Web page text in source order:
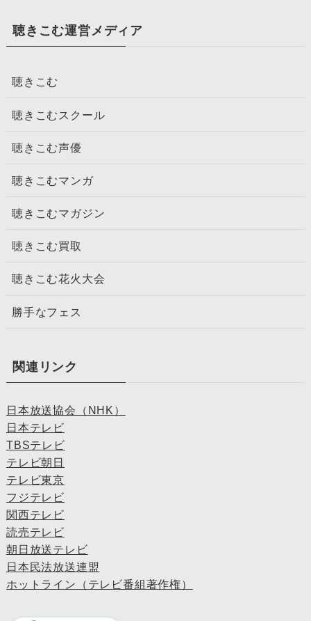
聴きこむ運営メディア
聴きこむ
聴きこむスクール
聴きこむ声優
聴きこむマンガ
聴きこむマガジン
聴きこむ買取
聴きこむ花火大会
勝手なフェス
関連リンク
日本放送協会（NHK）
日本テレビ
TBSテレビ
テレビ朝日
テレビ東京
フジテレビ
関西テレビ
読売テレビ
朝日放送テレビ
日本民法放送連盟
ホットライン（テレビ番組著作権）